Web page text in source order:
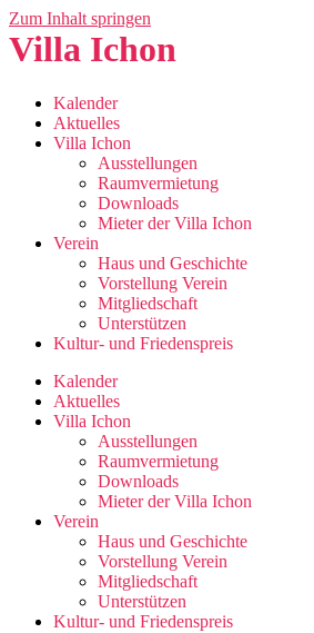
Zum Inhalt springen
Villa Ichon
Kalender
Aktuelles
Villa Ichon
Ausstellungen
Raumvermietung
Downloads
Mieter der Villa Ichon
Verein
Haus und Geschichte
Vorstellung Verein
Mitgliedschaft
Unterstützen
Kultur- und Friedenspreis
Kalender
Aktuelles
Villa Ichon
Ausstellungen
Raumvermietung
Downloads
Mieter der Villa Ichon
Verein
Haus und Geschichte
Vorstellung Verein
Mitgliedschaft
Unterstützen
Kultur- und Friedenspreis